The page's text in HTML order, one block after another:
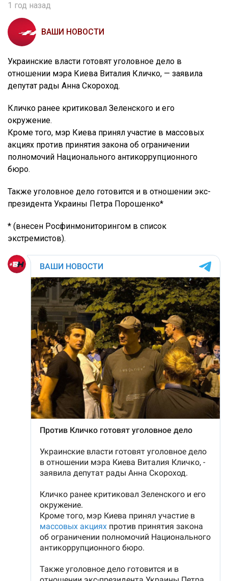
1 год назад
ВАШИ НОВОСТИ
Украинские власти готовят уголовное дело в
отношении мэра Киева Виталия Кличко, — заявила
депутат рады Анна Скороход.
Кличко ранее критиковал Зеленского и его
окружение.
Кроме того, мэр Киева принял участие в массовых
акциях против принятия закона об ограничении
полномочий Национального антикоррупционного
бюро.
Также уголовное дело готовится и в отношении экс-
президента Украины Петра Порошенко*
* (внесен Росфинмониторингом в список
экстремистов).